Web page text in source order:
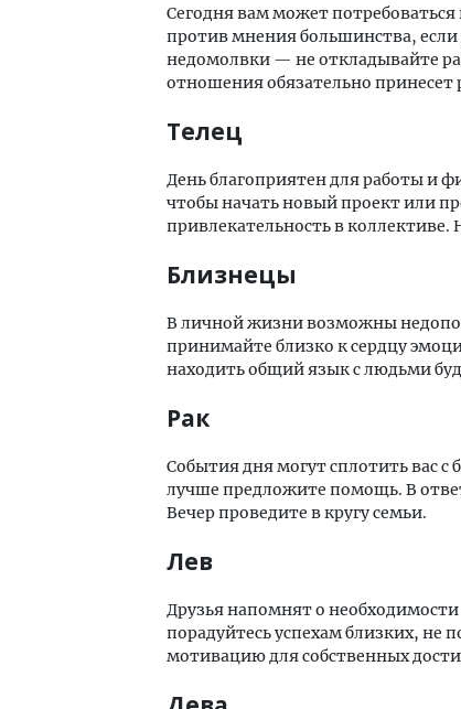
Сегодня вам может
против мнения большинства,
недомолвки — не откладывайте
отношения обязательно принесет
Телец
День благоприятен для работы и
чтобы начать новый проект или
привлекательность в
Близнецы
В личной жизни возможны
принимайте близко к сердцу
находить общий язык с людьми
Рак
События дня могут сплотить вас
лучше предложите помощь. В
Вечер проведите в кругу семьи.
Лев
Друзья напомнят о
порадуйтесь успехам близких, не
мотивацию для собственных